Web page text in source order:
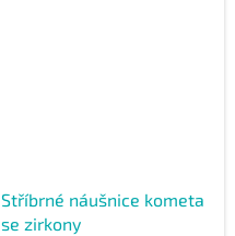
Stříbrné náušnice kometa
se zirkony